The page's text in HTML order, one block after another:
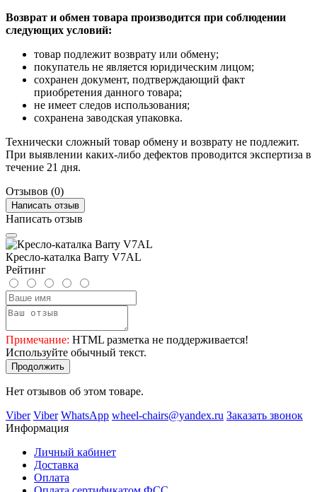
Возврат и обмен товара производится при соблюдении
следующих условий:
товар подлежит возврату или обмену;
покупатель не является юридическим лицом;
сохранен документ, подтверждающий факт
приобретения данного товара;
не имеет следов использования;
сохранена заводская упаковка.
Технически сложный товар обмену и возврату не подлежит.
При выявлении каких-либо дефектов проводится экспертиза в
течение 21 дня.
Отзывов (0)
Написать отзыв
Написать отзыв
Кресло-каталка Barry V7AL
Рейтинг
Примечание: HTML разметка не поддерживается!
Используйте обычный текст.
Продолжить
Нет отзывов об этом товаре.
Viber Viber WhatsApp wheel-chairs@yandex.ru Заказать звонок
Информация
Личный кабинет
Доставка
Оплата